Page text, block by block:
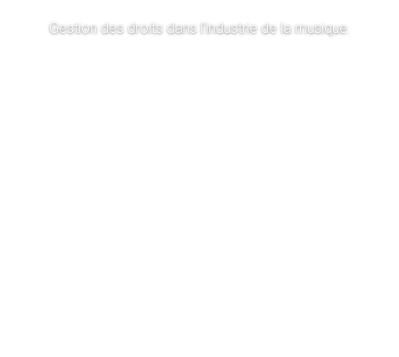
Gestion des droits dans l'industrie de la musique.